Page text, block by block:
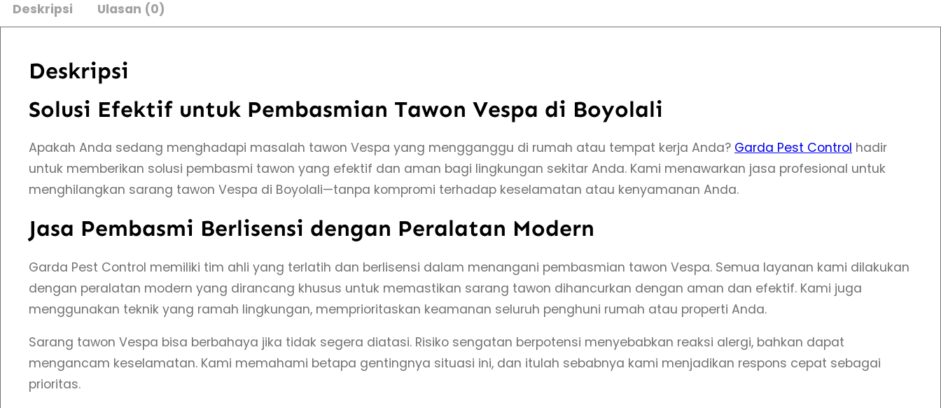
Deskripsi
Ulasan (0)
Deskripsi
Solusi Efektif untuk Pembasmian Tawon Vespa di Boyolali
Apakah Anda sedang menghadapi masalah tawon Vespa yang mengganggu di rumah atau tempat kerja Anda? Garda Pest Control hadir
untuk memberikan solusi pembasmi tawon yang efektif dan aman bagi lingkungan sekitar Anda. Kami menawarkan jasa profesional untuk
menghilangkan sarang tawon Vespa di Boyolali—tanpa kompromi terhadap keselamatan atau kenyamanan Anda.
Jasa Pembasmi Berlisensi dengan Peralatan Modern
Garda Pest Control memiliki tim ahli yang terlatih dan berlisensi dalam menangani pembasmian tawon Vespa. Semua layanan kami dilakukan
dengan peralatan modern yang dirancang khusus untuk memastikan sarang tawon dihancurkan dengan aman dan efektif. Kami juga
menggunakan teknik yang ramah lingkungan, memprioritaskan keamanan seluruh penghuni rumah atau properti Anda.
Sarang tawon Vespa bisa berbahaya jika tidak segera diatasi. Risiko sengatan berpotensi menyebabkan reaksi alergi, bahkan dapat
mengancam keselamatan. Kami memahami betapa gentingnya situasi ini, dan itulah sebabnya kami menjadikan respons cepat sebagai
prioritas.